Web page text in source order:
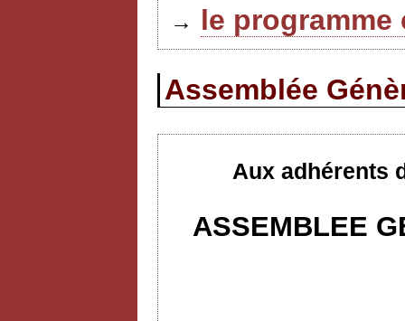
→ le programme
Assemblée
Aux adhérents
ASSEMBLEE